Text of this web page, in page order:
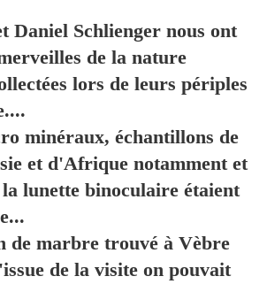
Daniel Schlienger nous ont
de la nature
lors de leurs périples
minéraux, échantillons de
et d'Afrique notamment et
lunette binoculaire étaient
de marbre trouvé à Vèbre
de la visite on pouvait